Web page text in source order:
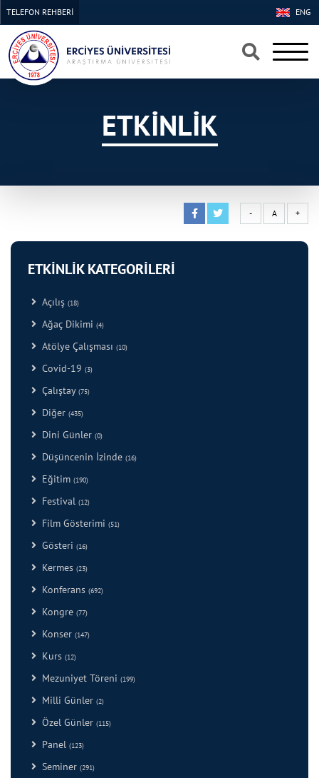
×
×
ENG
TELEFON REHBERİ
ETKİNLİK
- A +
ETKİNLİK KATEGORİLERİ
Açılış (18)
Ağaç Dikimi (4)
Atölye Çalışması (10)
Covid-19 (3)
Çalıştay (75)
Diğer (435)
Dini Günler (0)
Düşüncenin İzinde (16)
Eğitim (190)
Festival (12)
Film Gösterimi (51)
Gösteri (16)
Kermes (23)
Konferans (692)
Kongre (77)
Konser (147)
Kurs (12)
Mezuniyet Töreni (199)
Milli Günler (2)
Özel Günler (115)
Panel (123)
Seminer (291)